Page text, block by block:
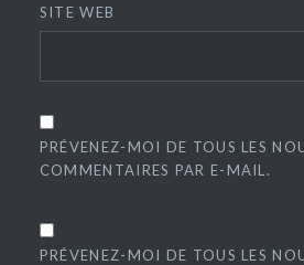
SITE WEB
PRÉVENEZ-MOI DE TOUS LES
COMMENTAIRES PAR E-MAIL.
PRÉVENEZ-MOI DE TOUS LES